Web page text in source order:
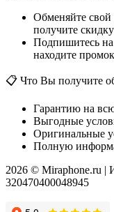
Обменяйте
получите
Подпишитесь
находите
📋 Что Вы получите
Гарантию на
Выгодные
Оригинальные
Полную
2026 © Miraphone.ru
320470400048945